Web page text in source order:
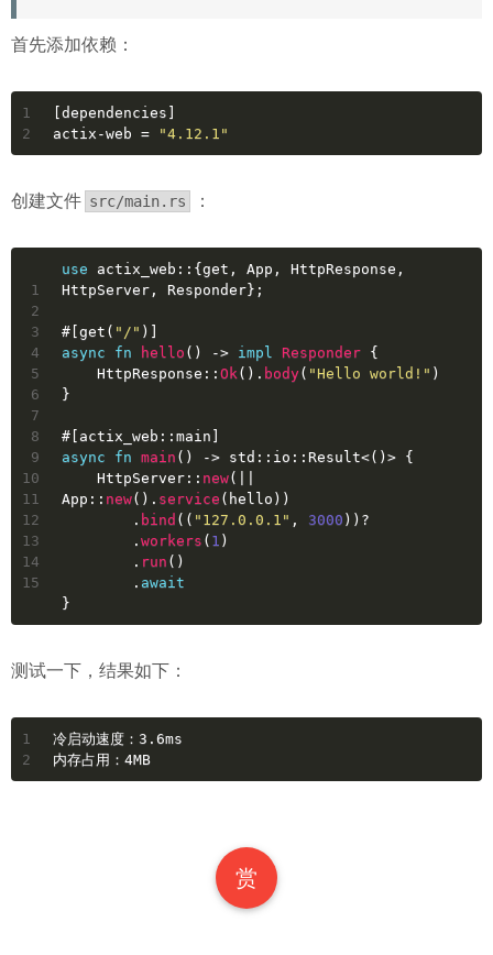
首先添加依赖：
1
2
[dependencies]
actix-web = "4.12.1"
创建文件 src/main.rs ：
1
2
3
4
5
6
7
8
9
10
11
12
13
14
15
use actix_web::{get, App, HttpResponse,
HttpServer, Responder};
#[get( "/" )]
async
fn hello () -> impl Responder {
    HttpResponse::
Ok(). body( "Hello world!" )
}
#[actix_web::main]
async
fn main () -> std::io:: Result<()> {
    HttpServer::
new(||
App:: new(). service (hello))
        .
bind (( "127.0.0.1" , 3000 ))?
        .
workers ( 1 )
        .
run ()
        .
await
}
测试一下，结果如下：
1
2
冷启动速度：3.6ms
内存占用：4MB
赏